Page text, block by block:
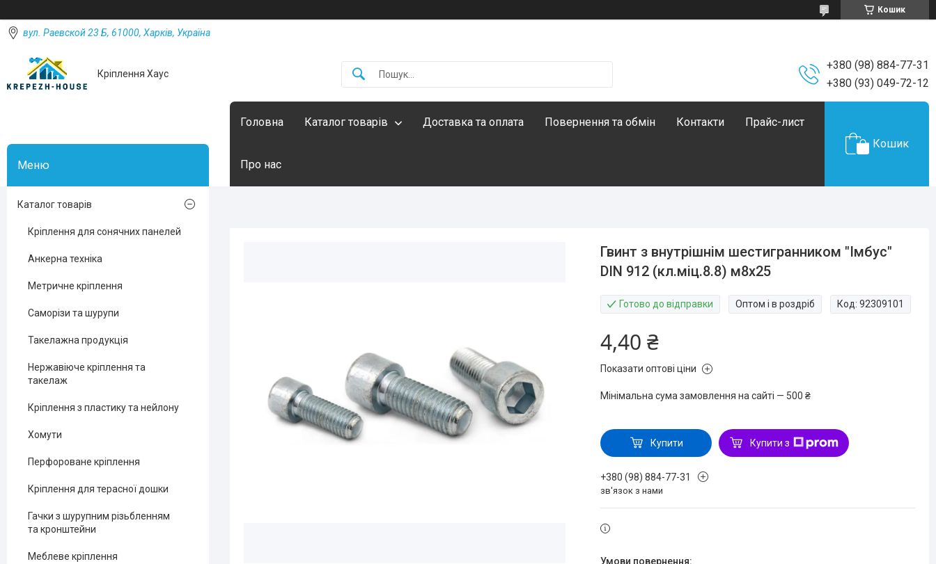
Кошик
вул. Раевской 23 Б, 61000, Харків, Україна
Кріплення Хаус
+380 (98) 884-77-31
+380 (93) 049-72-12
Головна Каталог товарів Доставка та оплата Повернення та обмін Контакти Прайс-лист
Про нас
Кошик
Гвинт з внутрішнім шестигранником "Імбус"
DIN 912 (кл.міц.8.8) м8х25
Готово до відправки Оптом і в роздріб Код:92309101
4,40 ₴
Показати оптові ціни
Мінімальна сума замовлення на сайті — 500 ₴
Купити Купити з
+380 (98) 884-77-31
зв'язок з нами
Каталог товарів
Кріплення для сонячних панелей
Анкерна техніка
Метричне кріплення
Саморізи та шурупи
Такелажна продукція
Нержавіюче кріплення та
такелаж
Кріплення з пластику та нейлону
Хомути
Перфороване кріплення
Кріплення для терасної дошки
Гачки з шурупним різьбленням
та кронштейни
Меблеве кріплення